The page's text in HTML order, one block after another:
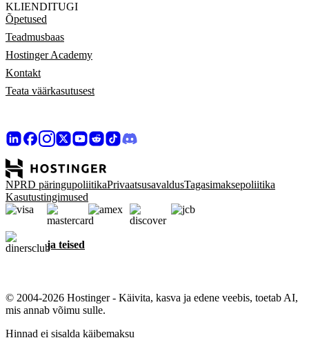
KLIENDITUGI
Õpetused
Teadmusbaas
Hostinger Academy
Kontakt
Teata väärkasutusest
NPRD päringupoliitikaPrivaatsusavaldusTagasimaksepoliitika
Kasutustingimused
ja teised
© 2004-2026 Hostinger - Käivita, kasva ja edene veebis, toetab AI,
mis annab võimu sulle.
Hinnad ei sisalda käibemaksu